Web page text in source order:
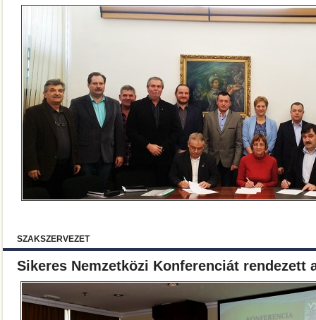
SZAKSZERVEZET
Sikeres Nemzetközi Konferenciát rendezett